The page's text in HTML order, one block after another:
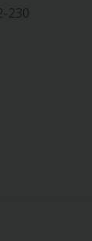
230